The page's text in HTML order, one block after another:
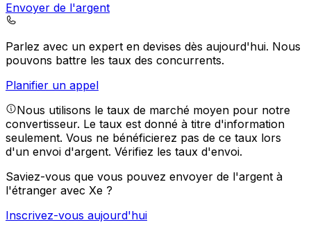
Envoyer de l'argent
Parlez avec un expert en devises dès aujourd'hui. Nous
pouvons battre les taux des concurrents.
Planifier un appel
Nous utilisons le taux de marché moyen pour notre
convertisseur. Le taux est donné à titre d'information
seulement. Vous ne bénéficierez pas de ce taux lors
d'un envoi d'argent. Vérifiez les taux d'envoi.
Saviez-vous que vous pouvez envoyer de l'argent à
l'étranger avec Xe ?
Inscrivez-vous aujourd'hui